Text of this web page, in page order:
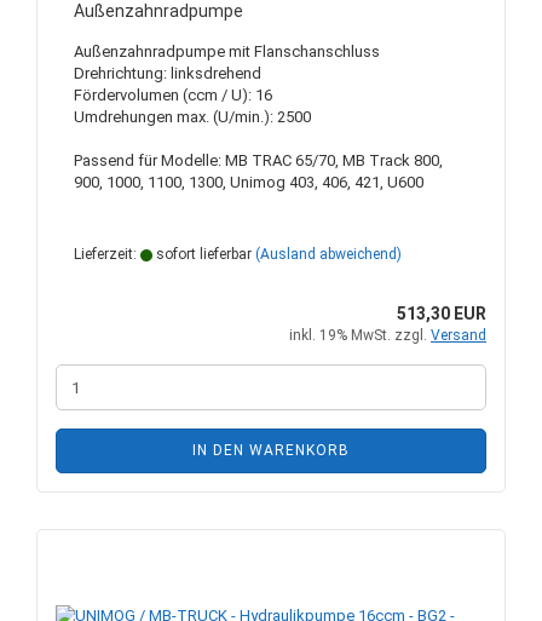
Außenzahnradpumpe
Außenzahnradpumpe mit Flanschanschluss
Drehrichtung: linksdrehend
Fördervolumen (ccm / U): 16
Umdrehungen max. (U/min.): 2500
Passend für Modelle: MB TRAC 65/70, MB Track 800,
900, 1000, 1100, 1300, Unimog 403, 406, 421, U600
Lieferzeit: sofort lieferbar (Ausland abweichend)
513,30 EUR
inkl. 19% MwSt. zzgl. Versand
IN DEN WARENKORB